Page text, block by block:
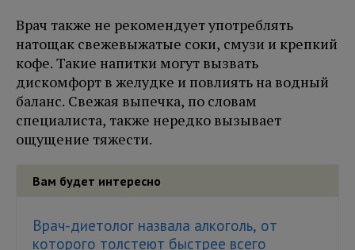
Врач также не рекомендует употреблять
натощак свежевыжатые соки, смузи и крепкий
кофе. Такие напитки могут вызвать
дискомфорт в желудке и повлиять на водный
баланс. Свежая выпечка, по словам
специалиста, также нередко вызывает
ощущение тяжести.
Вам будет интересно
Врач-диетолог назвала алкоголь, от
которого толстеют быстрее всего